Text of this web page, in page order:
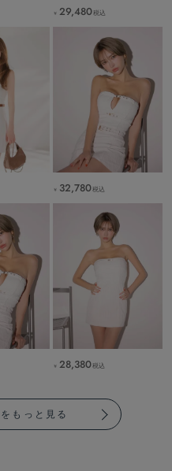
￥ 29,480税込
￥ 32,780税込
￥ 28,380税込
もっと見る